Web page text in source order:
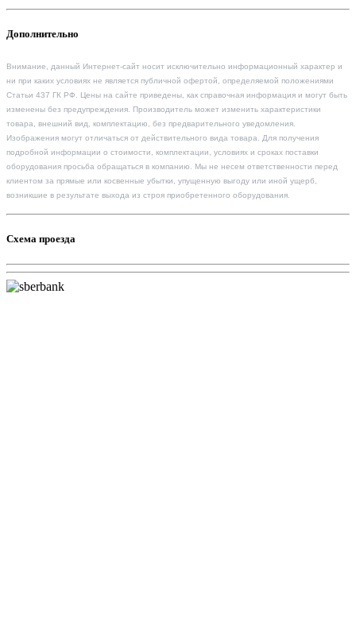
Дополнительно
Внимание, данный Интернет-сайт носит исключительно информационный характер и
ни при каких условиях не является публичной офертой, определяемой положениями
Статьи 437 ГК РФ. Цены на сайте приведены, как справочная информация и могут быть
изменены без предупреждения. Производитель может изменить характеристики
товара, внешний вид, комплектацию, без предварительного уведомления.
Изображения могут отличаться от действительного вида товара. Для получения
подробной информации о стоимости, комплектации, условиях и сроках поставки
оборудования просьба обращаться в компанию. Мы не несем ответственности перед
клиентом за прямые или косвенные убытки, упущенную выгоду или иной ущерб,
возникшие в результате выхода из строя приобретенного оборудования.
Схема проезда